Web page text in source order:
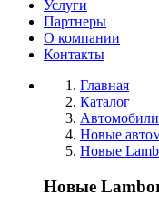
Услуги
Партнеры
О компании
Контакты
Главная
Каталог
Новые
Новые
Новые